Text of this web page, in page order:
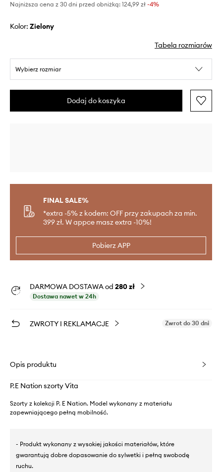
Najniższa cena z 30 dni przed obniżką: 124,99 zł -4%
Kolor: zielony
Tabela rozmiarów
Wybierz rozmiar
Dodaj do koszyka
FINAL SALE%
*extra -5% z kodem: OFF przy zakupach za min.
399 zł. W appce masz extra -10%!
Pobierz APP
DARMOWA DOSTAWA od 280 zł
Dostawa nawet w 24h
ZWROTY I REKLAMACJE Zwrot do 30 dni
Opis produktu
P.E Nation szorty Vita
Szorty z kolekcji P. E Nation. Model wykonany z materiału
zapewniającego pełną mobilność.
- Produkt wykonany z wysokiej jakości materiałów, które
gwarantują dobre dopasowanie do sylwetki i pełną swobodę
ruchu.